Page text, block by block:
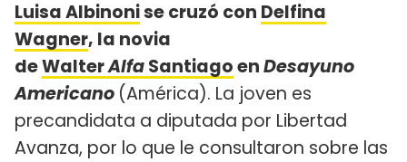
Luisa Albinonise cruzó con Delfina
Wagner, la novia
deWalterAlfaSantiagoenDesayuno
Americano (América). La joven es
precandidata a diputada por Libertad
Avanza, por lo que le consultaron sobre las